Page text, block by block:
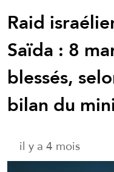
Raid
Saïda : 8
blessés,
bilan du
il y a 4 mois